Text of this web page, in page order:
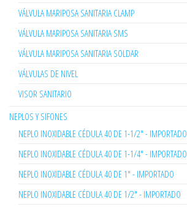
VÁLVULA MARIPOSA SANITARIA CLAMP
VÁLVULA MARIPOSA SANITARIA SMS
VÁLVULA MARIPOSA SANITARIA SOLDAR
VÁLVULAS DE NIVEL
VISOR SANITARIO
NEPLOS Y SIFONES
NEPLO INOXIDABLE CÉDULA 40 DE 1-1/2" - IMPORTADO
NEPLO INOXIDABLE CÉDULA 40 DE 1-1/4" - IMPORTADO
NEPLO INOXIDABLE CÉDULA 40 DE 1" - IMPORTADO
NEPLO INOXIDABLE CÉDULA 40 DE 1/2" - IMPORTADO